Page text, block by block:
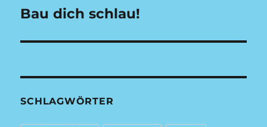
Nächster
Bau dich schlau!
SCHLAGWÖRTER